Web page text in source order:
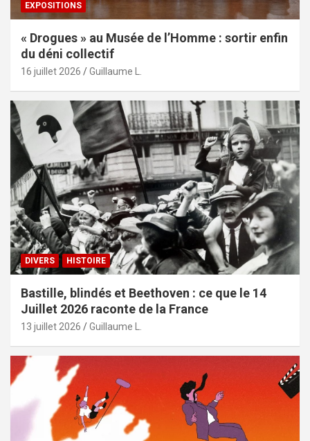
EXPOSITIONS
« Drogues » au Musée de l’Homme : sortir enfin
du déni collectif
16 juillet 2026 Guillaume L.
DIVERS HISTOIRE
Bastille, blindés et Beethoven : ce que le 14
Juillet 2026 raconte de la France
13 juillet 2026 Guillaume L.